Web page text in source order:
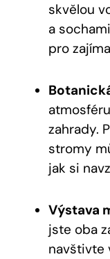
skvělou
a
pro
zahrady.
stromy
jak si
Výstava
jste oba
navštivte